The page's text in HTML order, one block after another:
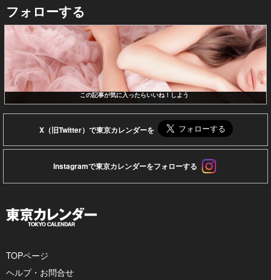
フォローする
この記事が気に入ったらいいね！しよう
X（旧Twitter）で東京カレンダーを
Instagramで東京カレンダーをフォローする
TOPページ
ヘルプ・お問合せ